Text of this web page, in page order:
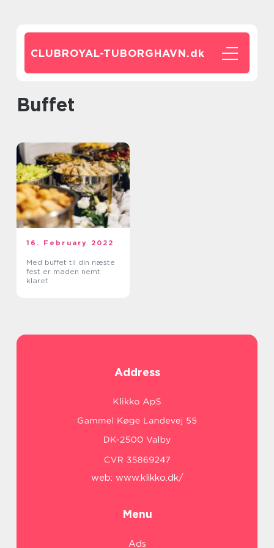
CLUBROYAL-TUBORGHAVN.dk
buffet
16. February 2022
Med buffet til din næste
fest er maden nemt
klaret
Address
web: www.klikko.dk/
Menu
Ads